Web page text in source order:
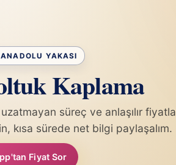
Kaplama
süreç ve anlaşılır
kısa sürede net bilgi paylaşalım.
Fiyat Sor